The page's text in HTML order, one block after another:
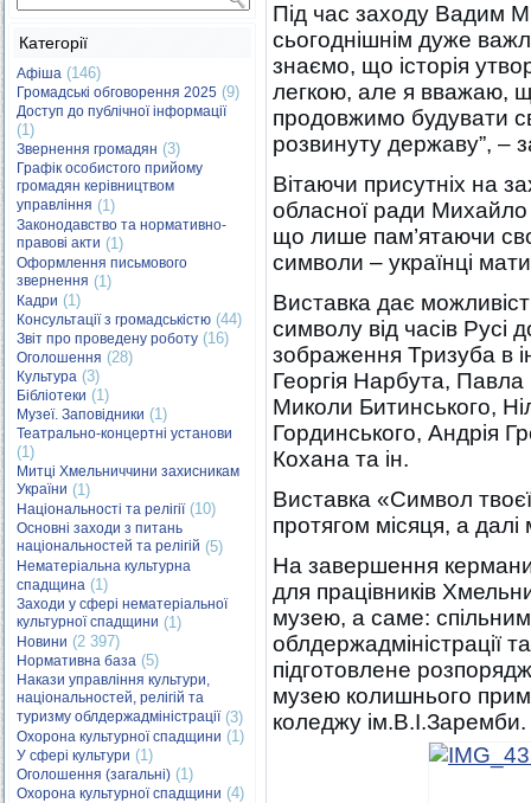
Категорії
Афіша (146)
Громадські обговорення 2025 (9)
Доступ до публічної інформації
(1)
Звернення громадян (3)
Графік особистого прийому
громадян керівництвом
управління (1)
Законодавство та нормативно-
правові акти (1)
Оформлення письмового
звернення (1)
Кадри (1)
Консультації з громадськістю (44)
Звіт про проведену роботу (16)
Оголошення (28)
Культура (3)
Бібліотеки (1)
Музеї. Заповідники (1)
Театрально-концертні установи
(1)
Митці Хмельниччини захисникам
України (1)
Національності та релігії(10)
Основні заходи з питань
національностей та релігій (5)
Нематеріальна культурна
спадщина (1)
Заходи у сфері нематеріальної
культурної спадщини (1)
Новини (2 397)
Нормативна база (5)
Накази управління культури,
національностей, релігій та
туризму облдержадміністрації(3)
Охорона культурної спадщини (1)
У сфері культури (1)
Оголошення (загальні) (1)
Охорона культурної спадщини (4)
Під час заходу Вадим
сьогоднішнім дуже
знаємо, що історія
легкою, але я вважаю,
продовжимо будувати
розвинуту державу”, –
Вітаючи присутніх на
обласної ради
що лише пам’ятаючи
символи – українці
Виставка дає
символу від часів Русі
зображення Тризуба в
Георгія Нарбута,
Миколи Битинського,
Гординського, Андрія
Кохана та ін.
Виставка «Символ
протягом місяця, а
На завершення
для працівників
музею, а саме:
облдержадміністрації
підготовлене
музею колишнього
коледжу ім.В.І.Заремби.